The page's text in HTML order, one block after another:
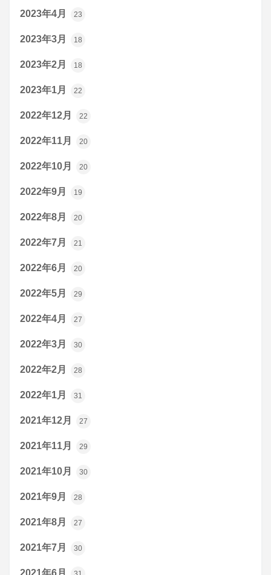
2023年4月 23
2023年3月 18
2023年2月 18
2023年1月 22
2022年12月 22
2022年11月 20
2022年10月 20
2022年9月 19
2022年8月 20
2022年7月 21
2022年6月 20
2022年5月 29
2022年4月 27
2022年3月 30
2022年2月 28
2022年1月 31
2021年12月 27
2021年11月 29
2021年10月 30
2021年9月 28
2021年8月 27
2021年7月 30
2021年6月